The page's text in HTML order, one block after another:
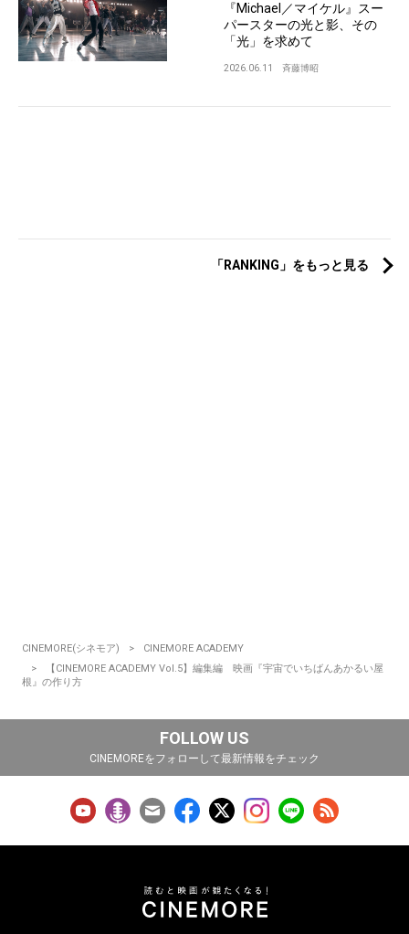
『Michael／マイケル』スー
パースターの光と影、その
「光」を求めて
2026.06.11 斉藤博昭
「RANKING」をもっと見る
CINEMORE(シネモア)
CINEMORE ACADEMY
【CINEMORE ACADEMY Vol.5】編集編 映画『宇宙でいちばんあかるい屋
根』の作り方
FOLLOW US
CINEMOREをフォローして最新情報をチェック